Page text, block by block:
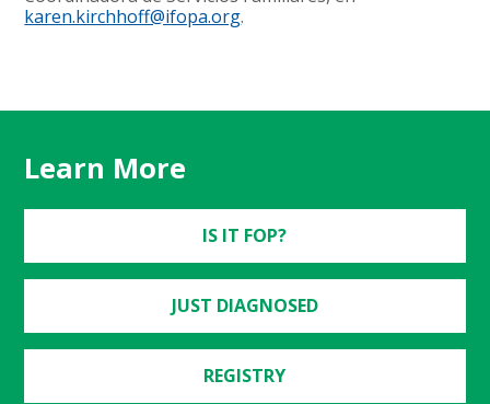
karen.kirchhoff@ifopa.org.
Learn More
IS IT FOP?
JUST DIAGNOSED
REGISTRY